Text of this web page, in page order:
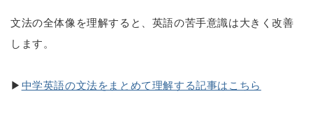
文法の全体像を理解すると、英語の苦手意識は大きく改善
します。
▶ 中学英語の文法をまとめて理解する記事はこちら